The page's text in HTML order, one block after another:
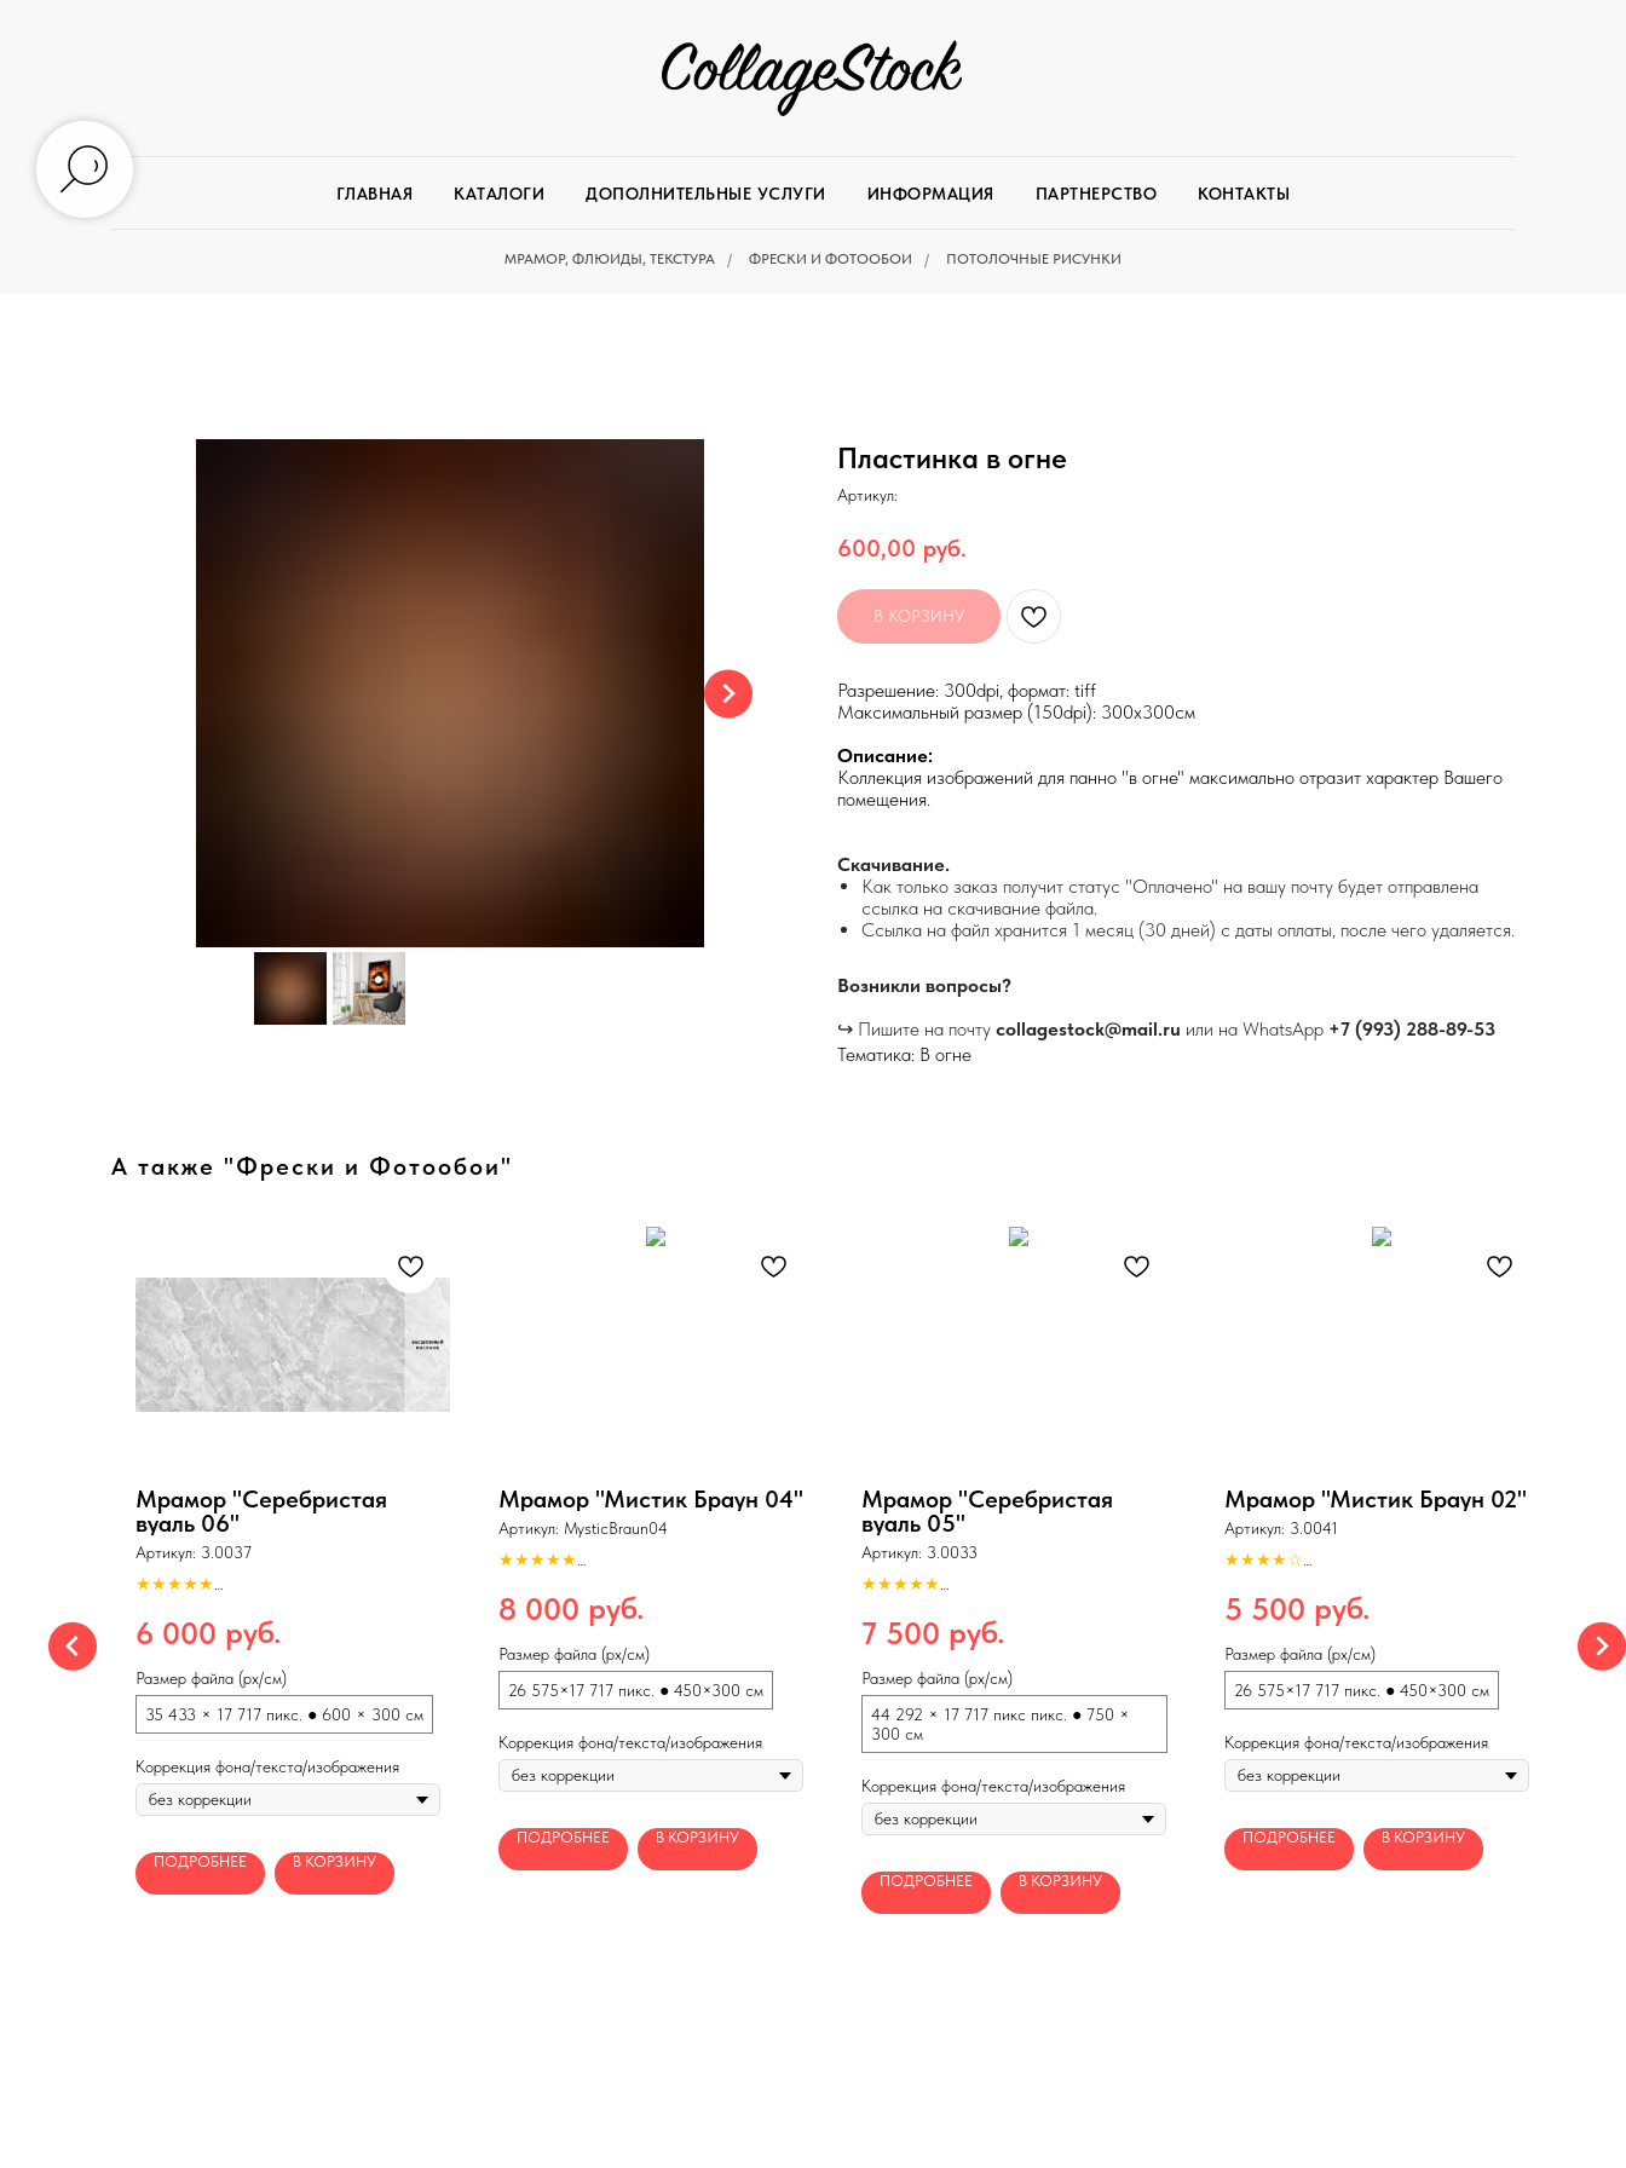
ГЛАВНАЯ КАТАЛОГИ ДОПОЛНИТЕЛЬНЫЕ УСЛУГИ ИНФОРМАЦИЯ ПАРТНЕРСТВО КОНТАКТЫ
МРАМОР, ФЛЮИДЫ, ТЕКСТУРА / ФРЕСКИ И ФОТООБОИ / ПОТОЛОЧНЫЕ РИСУНКИ
Пластинка в огне
Артикул:
600,00 руб.
В КОРЗИНУ
Разрешение: 300dpi, формат: tiff
Максимальный размер (150dpi): 300х300см
Описание:
Коллекция изображений для панно "в огне" максимально отразит характер Вашего
помещения.
Скачивание.
Как только заказ получит статус "Оплачено" на вашу почту будет отправлена
ссылка на скачивание файла.
Ссылка на файл хранится 1 месяц (30 дней) с даты оплаты, после чего удаляется.
Возникли вопросы?
↪ Пишите на почту collagestock@mail.ru или на WhatsApp +7 (993) 288-89-53
Тематика: В огне
А также "Фрески и Фотообои"
Мрамор "Серебристая
вуаль 06"
Артикул: 3.0037
★★★★★
Бесшовный по длине
6 000 руб.
Размер файла (px/см)
35 433 × 17 717 пикс. ● 600 × 300 см
Коррекция фона/текста/изображения
ПОДРОБНЕЕ В КОРЗИНУ
Мрамор "Мистик Браун 04"
Артикул: MysticBraun04
★★★★★
Бесшовный по длине
8 000 руб.
Размер файла (px/см)
26 575×17 717 пикс. ● 450×300 см
Коррекция фона/текста/изображения
ПОДРОБНЕЕ В КОРЗИНУ
Мрамор "Серебристая
вуаль 05"
Артикул: 3.0033
★★★★★
Бесшовный по длине
7 500 руб.
Размер файла (px/см)
44 292 × 17 717 пикс пикс. ● 750 ×
300 см
Коррекция фона/текста/изображения
ПОДРОБНЕЕ В КОРЗИНУ
Мрамор "Мистик Браун 02"
Артикул: 3.0041
★★★★☆
Бесшовный по длине
5 500 руб.
Размер файла (px/см)
26 575×17 717 пикс. ● 450×300 см
Коррекция фона/текста/изображения
ПОДРОБНЕЕ В КОРЗИНУ
3